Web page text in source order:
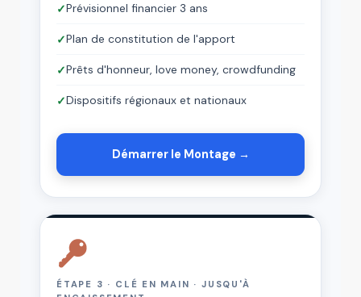
✓Prévisionnel financier 3 ans
✓Plan de constitution de l'apport
✓Prêts d'honneur, love money, crowdfunding
✓Dispositifs régionaux et nationaux
Démarrer le Montage →
ÉTAPE 3 · CLÉ EN MAIN · JUSQU'À